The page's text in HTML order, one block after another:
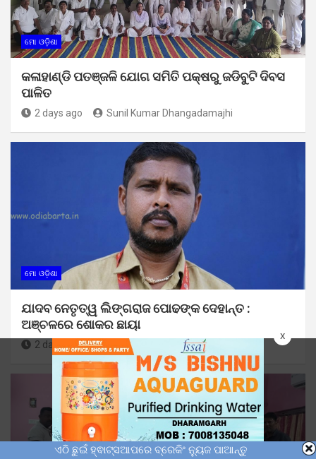
x
ମୋ ଓଡ଼ିଶା
କଳାହାଣ୍ଡି ପତଞ୍ଜଳି ଯୋଗ ସମିତି ପକ୍ଷରୁ ଜଡିବୁଟି ଦିବସ
ପାଳିତ
2 days ago Sunil Kumar Dhangadamajhi
ମୋ ଓଡ଼ିଶା
ଯାଦବ ନେତୃତ୍ୱ ଲିଙ୍ଗରାଜ ପୋଢଙ୍କ ଦେହାନ୍ତ :
ଅଞ୍ଚଳରେ ଶୋକର ଛାୟା
2 days ago Sunil Kumar Dhangadamajhi
ଏଠି ଛୁଇଁ ହ୍ଵାଟ୍ସଆପରେ ବ୍ରେକିଂ ନ୍ୟୁଜ ପାଆନ୍ତୁ